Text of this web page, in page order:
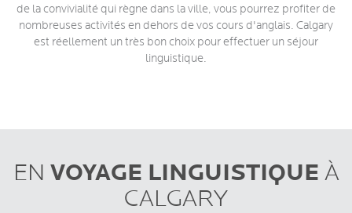
de la convivialité qui règne dans la ville, vous pourrez profiter de
nombreuses activités en dehors de vos cours d'anglais. Calgary
est réellement un très bon choix pour effectuer un séjour
linguistique.
EN VOYAGE LINGUISTIQUE À
CALGARY